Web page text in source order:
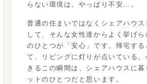
らない環境は、やっぱり不安…。
普通の住まいではなくシェアハウス
して、そんな女性達からよく挙げ
のひとつが「安心」です。帰宅す
て、リビングに灯りが点いている
きるこの瞬間は、シェアハウスに暮
ットのひとつだと思います。